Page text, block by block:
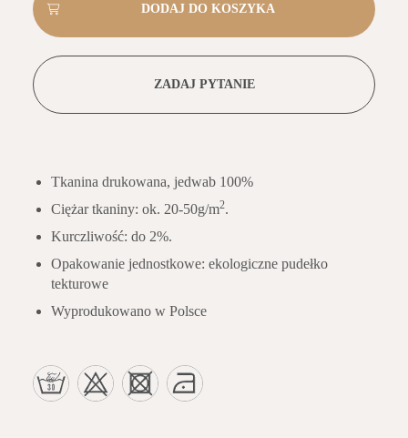
ZADAJ PYTANIE
Tkanina drukowana, jedwab 100%
Ciężar tkaniny: ok. 20-50g/m2.
Kurczliwość: do 2%.
Opakowanie jednostkowe: ekologiczne pudełko
tekturowe
Wyprodukowano w Polsce